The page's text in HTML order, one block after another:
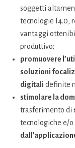
soggetti
tecnologie I4.0,
vantaggi
produttivo;
promuovere
soluzioni
digitali definite
stimolare la
trasferimento di
tecnologiche e/